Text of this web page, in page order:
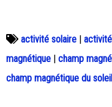
activité solaire
magnétique
champ
champ magnétique du soleil